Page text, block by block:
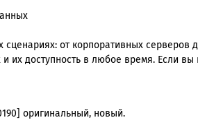
от корпоративных
их доступность в любое время. Если
оригинальный, новый.